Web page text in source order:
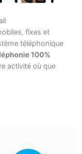
fixes et
téléphonique
100%
activité où que